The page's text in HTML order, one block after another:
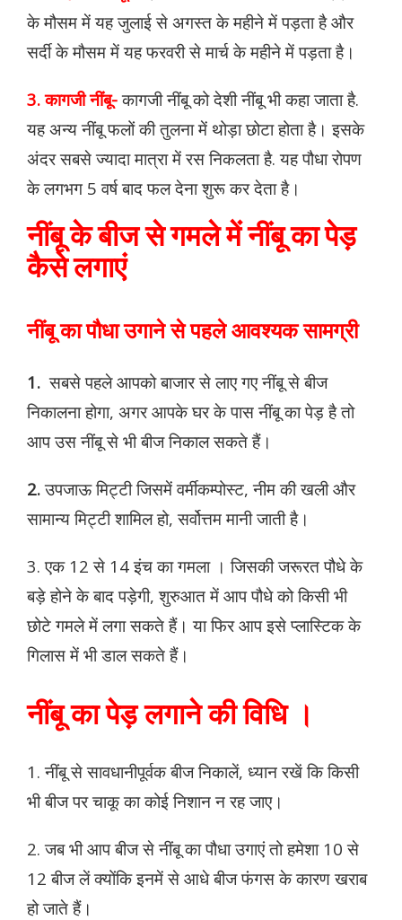
के मौसम में यह जुलाई से अगस्त के महीने में पड़ता है और
सर्दी के मौसम में यह फरवरी से मार्च के महीने में पड़ता है।
3. कागजी नींबू- कागजी नींबू को देशी नींबू भी कहा जाता है.
यह अन्य नींबू फलों की तुलना में थोड़ा छोटा होता है। इसके
अंदर सबसे ज्यादा मात्रा में रस निकलता है. यह पौधा रोपण
के लगभग 5 वर्ष बाद फल देना शुरू कर देता है।
नींबू के बीज से गमले में नींबू का पेड़
कैसे लगाएं
नींबू का पौधा उगाने से पहले आवश्यक सामग्री
1. सबसे पहले आपको बाजार से लाए गए नींबू से बीज
निकालना होगा, अगर आपके घर के पास नींबू का पेड़ है तो
आप उस नींबू से भी बीज निकाल सकते हैं।
2.उपजाऊ मिट्टी जिसमें वर्मीकम्पोस्ट, नीम की खली और
सामान्य मिट्टी शामिल हो, सर्वोत्तम मानी जाती है।
3. एक 12 से 14 इंच का गमला । जिसकी जरूरत पौधे के
बड़े होने के बाद पड़ेगी, शुरुआत में आप पौधे को किसी भी
छोटे गमले में लगा सकते हैं। या फिर आप इसे प्लास्टिक के
गिलास में भी डाल सकते हैं।
नींबू का पेड़ लगाने की विधि ।
1. नींबू से सावधानीपूर्वक बीज निकालें, ध्यान रखें कि किसी
भी बीज पर चाकू का कोई निशान न रह जाए।
2. जब भी आप बीज से नींबू का पौधा उगाएं तो हमेशा 10 से
12 बीज लें क्योंकि इनमें से आधे बीज फंगस के कारण खराब
हो जाते हैं।